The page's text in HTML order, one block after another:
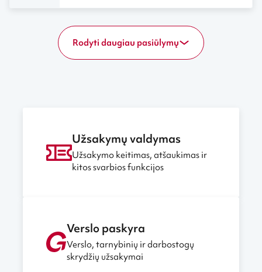
Rodyti daugiau pasiūlymų
Užsakymų valdymas
Užsakymo keitimas, atšaukimas ir
kitos svarbios funkcijos
Verslo paskyra
Verslo, tarnybinių ir darbostogų
skrydžių užsakymai